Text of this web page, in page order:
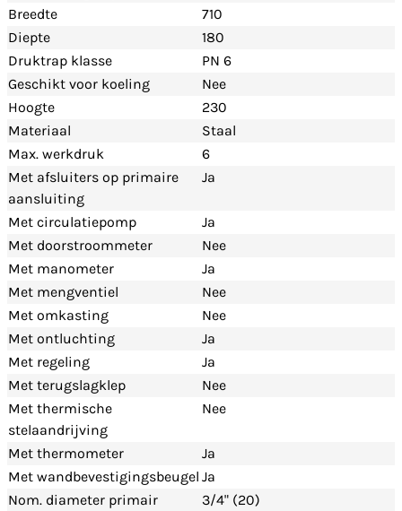
Breedte
710
Diepte
180
Druktrap klasse
PN 6
Geschikt voor koeling
Nee
Hoogte
230
Materiaal
Staal
Max. werkdruk
6
Met afsluiters op primaire
aansluiting
Ja
Met circulatiepomp
Ja
Met doorstroommeter
Nee
Met manometer
Ja
Met mengventiel
Nee
Met omkasting
Nee
Met ontluchting
Ja
Met regeling
Ja
Met terugslagklep
Nee
Met thermische
stelaandrijving
Nee
Met thermometer
Ja
Met wandbevestigingsbeugel Ja
Nom. diameter primair
3/4" (20)